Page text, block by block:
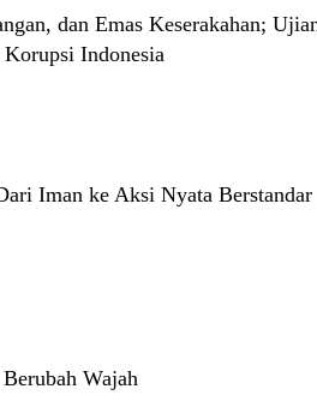
dan Emas Keserakahan;
Korupsi Indonesia
Iman ke Aksi Nyata Berstandar
Wajah